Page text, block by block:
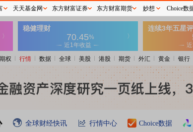
期权 行情 数据 全球 美股 港股 期货 外汇 黄金 银行
全球财经快讯 行情中心 Choice数据
天天基金网 东方财富证券 东方财富期货 妙想 Choice数